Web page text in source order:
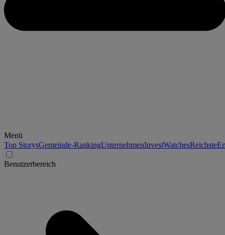
Menü
Top StorysGemeinde-RankingUnternehmenInvestWatchesReichste
Benutzerbereich